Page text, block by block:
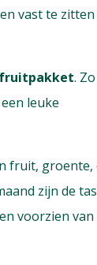
vast te zitten
fruitpakket.
leuke
fruit, groente,
zijn de
voorzien van